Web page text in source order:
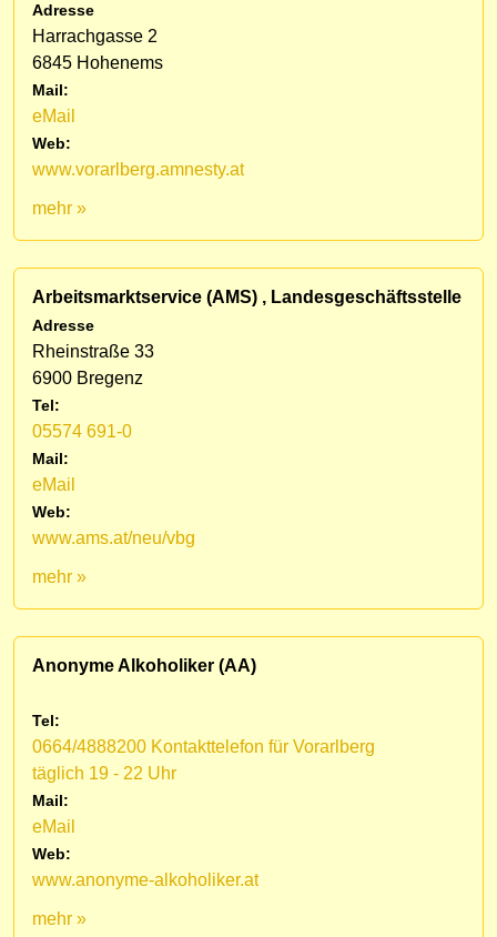
Adresse
Harrachgasse 2
6845 Hohenems
Mail:
eMail
Web:
www.vorarlberg.amnesty.at
mehr »
Arbeitsmarktservice (AMS) , Landesgeschäftsstelle
Adresse
Rheinstraße 33
6900 Bregenz
Tel:
05574 691-0
Mail:
eMail
Web:
www.ams.at/neu/vbg
mehr »
Anonyme Alkoholiker (AA)
Tel:
0664/4888200 Kontakttelefon für Vorarlberg
täglich 19 - 22 Uhr
Mail:
eMail
Web:
www.anonyme-alkoholiker.at
mehr »